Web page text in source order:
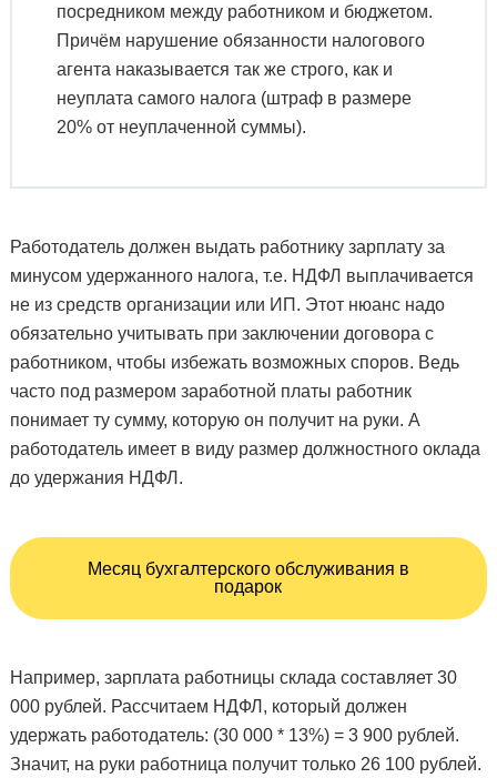
посредником между работником и бюджетом.
Причём нарушение обязанности налогового
агента наказывается так же строго, как и
неуплата самого налога (штраф в размере
20% от неуплаченной суммы).
Работодатель должен выдать работнику зарплату за
минусом удержанного налога, т.е. НДФЛ выплачивается
не из средств организации или ИП. Этот нюанс надо
обязательно учитывать при заключении договора с
работником, чтобы избежать возможных споров. Ведь
часто под размером заработной платы работник
понимает ту сумму, которую он получит на руки. А
работодатель имеет в виду размер должностного оклада
до удержания НДФЛ.
Месяц бухгалтерского обслуживания в
подарок
Например, зарплата работницы склада составляет 30
000 рублей. Рассчитаем НДФЛ, который должен
удержать работодатель: (30 000 * 13%) = 3 900 рублей.
Значит, на руки работница получит только 26 100 рублей.